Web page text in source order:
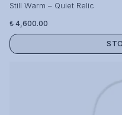
Still Warm – Quiet Relic
₺ 4,600.00